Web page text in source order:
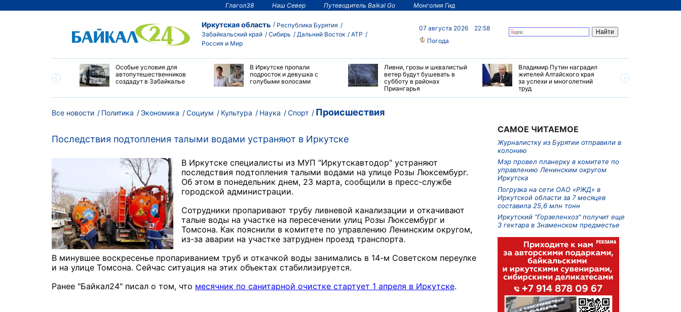
Глагол38 Наш Север Путеводитель Baikal Go Монголия Гид
Иркутская область
Республика Бурятия
Забайкальский край
Сибирь Дальний Восток
АТР
Россия и Мир
07 августа 2026
22:58
Погода
на топливном
стабильной
Особые условия для
автопутешественников
создадут в Забайкалье
В Иркутске пропали
подросток и девушка с
голубыми волосами
Ливни, грозы и шквалистый
ветер будут бушевать в
субботу в районах
Приангарья
Владимир Путин наградил
жителей Алтайского края
за успехи и многолетний
труд
Все новости Политика Экономика Социум Культура Наука Спорт Происшествия
Последствия подтопления талыми водами устраняют в Иркутске
В Иркутске специалисты из МУП "Иркутскавтодор" устраняют
последствия подтопления талыми водами на улице Розы Люксембург.
Об этом в понедельник днем, 23 марта, сообщили в пресс-службе
городской администрации.
Сотрудники пропаривают трубу ливневой канализации и откачивают
талые воды на участке на пересечении улиц Розы Люксембург и
Томсона. Как пояснили в комитете по управлению Ленинским округом,
из-за аварии на участке затруднен проезд транспорта.
В минувшее воскресенье пропариванием труб и откачкой воды занимались в 14-м Советском переулке
и на улице Томсона. Сейчас ситуация на этих объектах стабилизируется.
Ранее "Байкал24" писал о том, что месячник по санитарной очистке стартует 1 апреля в Иркутске.
САМОЕ ЧИТАЕМОЕ
Журналистку из Бурятии отправили в
колонию
Мэр провел планерку в комитете по
управлению Ленинским округом
Иркутска
Погрузка на сети ОАО «РЖД» в
Иркутской области за 7 месяцев
составила 25,6 млн тонн
Иркутский "Горзеленхоз" получит еще
3 гектара в Знаменском предместье